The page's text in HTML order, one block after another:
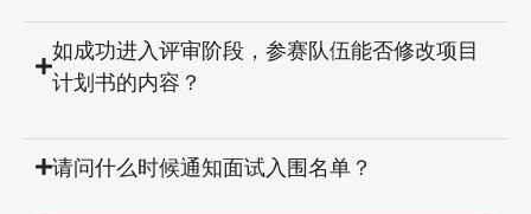
如成功进入评审阶段，参赛队伍能否修改项目
计划书的内容？
请问什么时候通知面试入围名单？